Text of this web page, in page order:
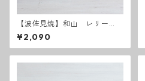
【波佐見焼】和山 レリー
フ・フラワーパレード長皿
うす瑠璃
¥2,090